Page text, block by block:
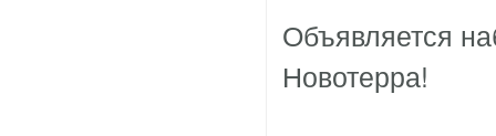
Объявляется
Новотерра!